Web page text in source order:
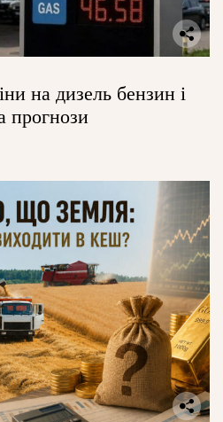
на дизель бензин і
прогнози